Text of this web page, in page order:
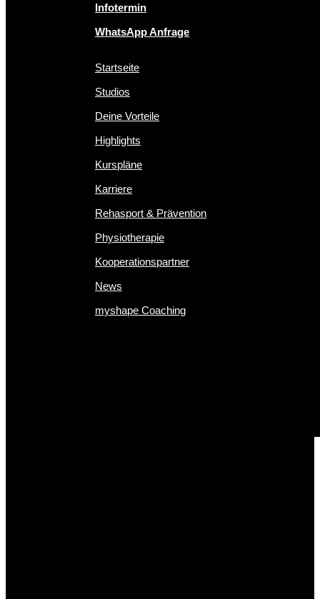
Infotermin
WhatsApp Anfrage
Startseite
Studios
Deine Vorteile
Highlights
Kurspläne
Karriere
Rehasport & Prävention
Physiotherapie
Kooperationspartner
News
myshape Coaching